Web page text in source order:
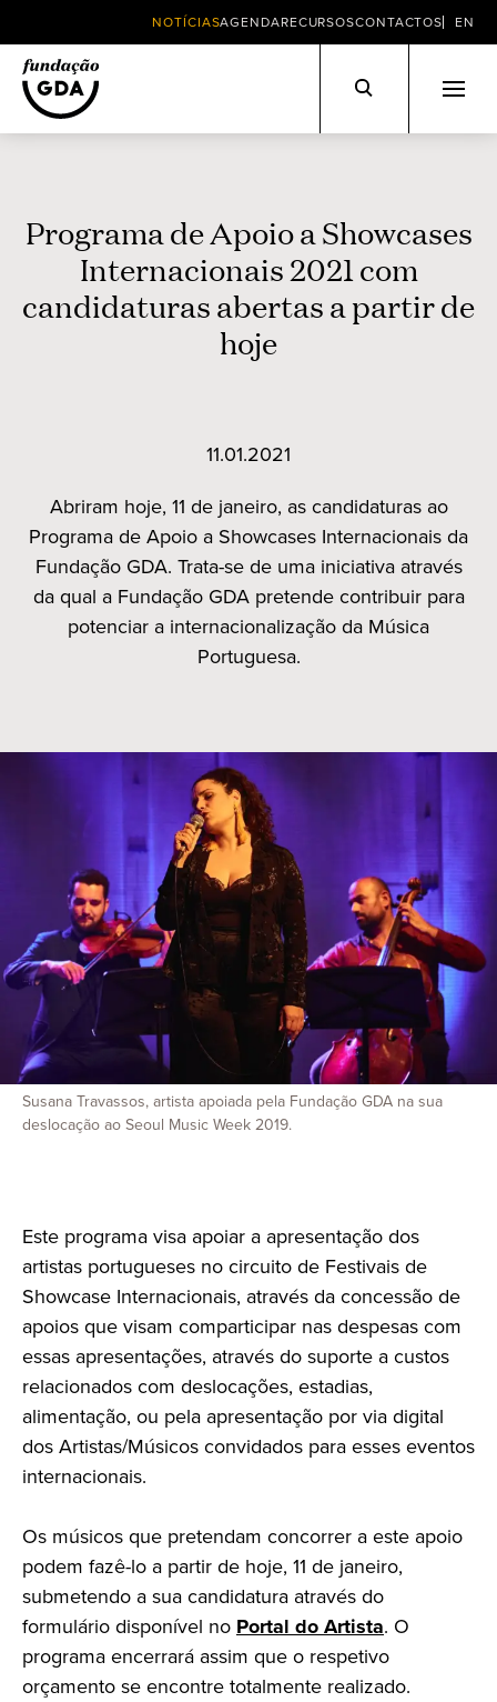
NOTÍCIASAGENDARECURSOSCONTACTOS EN
Programa de Apoio a Showcases
Internacionais 2021 com
candidaturas abertas a partir de
hoje
11.01.2021
Abriram hoje, 11 de janeiro, as candidaturas ao
Programa de Apoio a Showcases Internacionais da
Fundação GDA. Trata-se de uma iniciativa através
da qual a Fundação GDA pretende contribuir para
potenciar a internacionalização da Música
Portuguesa.
Susana Travassos, artista apoiada pela Fundação GDA na sua
deslocação ao Seoul Music Week 2019.
Este programa visa apoiar a apresentação dos
artistas portugueses no circuito de Festivais de
Showcase Internacionais, através da concessão de
apoios que visam comparticipar nas despesas com
essas apresentações, através do suporte a custos
relacionados com deslocações, estadias,
alimentação, ou pela apresentação por via digital
dos Artistas/Músicos convidados para esses eventos
internacionais.
Os músicos que pretendam concorrer a este apoio
podem fazê-lo a partir de hoje, 11 de janeiro,
submetendo a sua candidatura através do
formulário disponível no Portal do Artista. O
programa encerrará assim que o respetivo
orçamento se encontre totalmente realizado.